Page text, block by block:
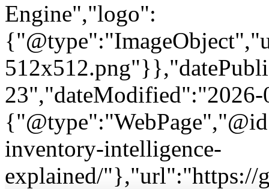
Engine","logo":
inventory-intelligence-
explained/"},"url":"https://